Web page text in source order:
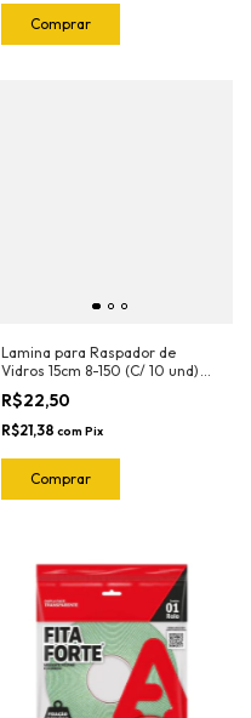
Lamina para Raspador de
Vidros 15cm 8-150 (C/ 10 und)
Exfak (Para o Raspador 15-054
Exfak)
R$22,50
R$21,38 com Pix